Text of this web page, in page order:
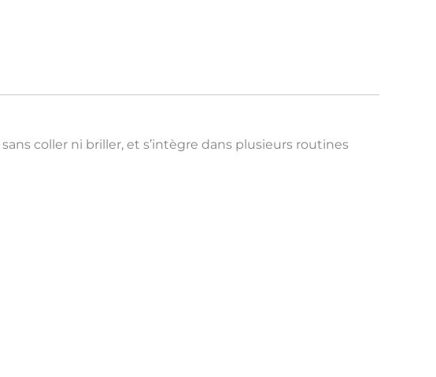
sans coller ni briller, et s’intègre dans plusieurs routines